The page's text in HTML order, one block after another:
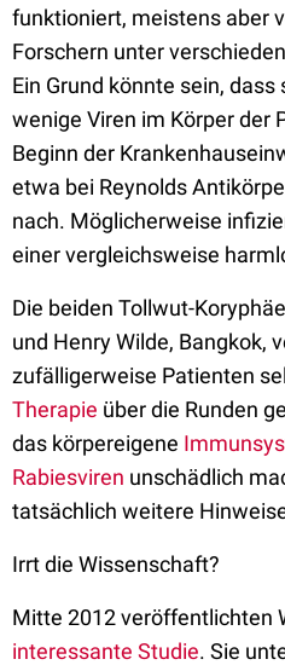
funktioniert, meistens aber
Forschern unter
Ein Grund könnte sein,
wenige Viren im Körper der
Beginn der
etwa bei Reynolds
nach. Möglicherweise
einer vergleichsweise
Die beiden Tollwut-
und Henry Wilde, Bangkok,
zufälligerweise Patienten
Therapie über die Runden
das körpereigene
Rabiesviren unschädlich
tatsächlich weitere
Irrt die Wissenschaft?
Mitte 2012 veröffentlichten
interessante Studie. Sie